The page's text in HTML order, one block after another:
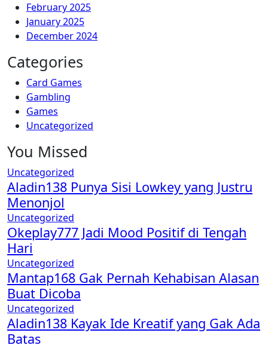
February 2025
January 2025
December 2024
Categories
Card Games
Gambling
Games
Uncategorized
You Missed
Uncategorized
Aladin138 Punya Sisi Lowkey yang Justru
Menonjol
Uncategorized
Okeplay777 Jadi Mood Positif di Tengah
Hari
Uncategorized
Mantap168 Gak Pernah Kehabisan Alasan
Buat Dicoba
Uncategorized
Aladin138 Kayak Ide Kreatif yang Gak Ada
Batas